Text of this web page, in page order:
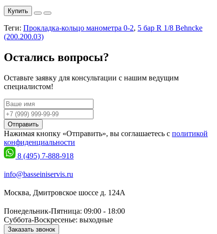
Купить
Теги: Прокладка-кольцо манометра 0-2, 5 бар R 1/8 Behncke
(200.200.03)
Остались вопросы?
Оставьте заявку для консультации с нашим ведущим
специалистом!
Отправить
Нажимая кнопку «Отправить», вы соглашаетесь с политикой
конфиденциальности
8 (495) 7-888-918
info@basseiniservis.ru
Москва, Дмитровское шоссе д. 124А
Понедельник-Пятница: 09:00 - 18:00
Суббота-Воскресенье: выходные
Заказать звонок